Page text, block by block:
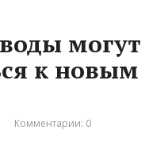
могут
к новым
Комментарии: 0